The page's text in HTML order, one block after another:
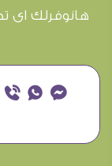
هانوفرلك